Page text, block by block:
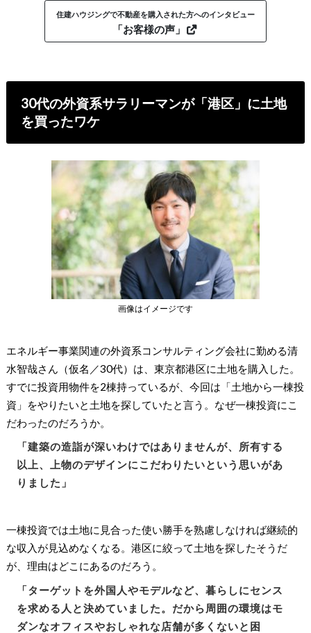
住建ハウジングで不動産を購入された方へのインタビュー
「お客様の声」
30代の外資系サラリーマンが「港区」に土地
を買ったワケ
画像はイメージです
エネルギー事業関連の外資系コンサルティング会社に勤める清
水智哉さん（仮名／30代）は、東京都港区に土地を購入した。
すでに投資用物件を2棟持っているが、今回は「土地から一棟投
資」をやりたいと土地を探していたと言う。なぜ一棟投資にこ
だわったのだろうか。
「建築の造詣が深いわけではありませんが、所有する
以上、上物のデザインにこだわりたいという思いがあ
りました」
一棟投資では土地に見合った使い勝手を熟慮しなければ継続的
な収入が見込めなくなる。港区に絞って土地を探したそうだ
が、理由はどこにあるのだろう。
「ターゲットを外国人やモデルなど、暮らしにセンス
を求める人と決めていました。だから周囲の環境はモ
ダンなオフィスやおしゃれな店舗が多くないと困